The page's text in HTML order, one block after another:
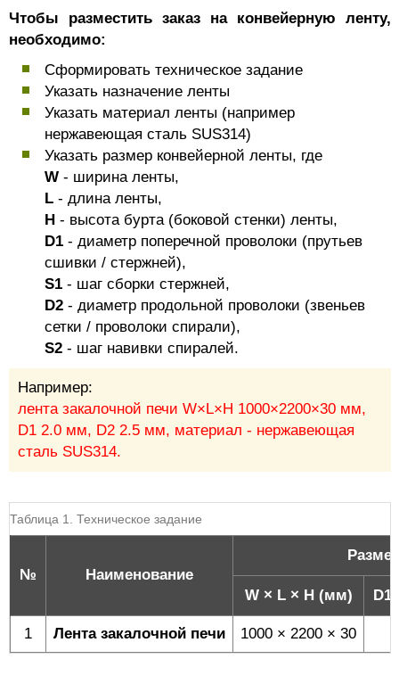
Чтобы разместить заказ на конвейерную ленту,
необходимо:
Сформировать техническое задание
Указать назначение ленты
Указать материал ленты (например
нержавеющая сталь SUS314)
Указать размер конвейерной ленты, где
W - ширина ленты,
L - длина ленты,
H - высота бурта (боковой стенки) ленты,
D1 - диаметр поперечной проволоки (прутьев
сшивки / стержней),
S1 - шаг сборки стержней,
D2 - диаметр продольной проволоки (звеньев
сетки / проволоки спирали),
S2 - шаг навивки спиралей.
Например:
лента закалочной печи W×L×H 1000×2200×30 мм,
D1 2.0 мм, D2 2.5 мм, материал - нержавеющая
сталь SUS314.
Таблица 1. Техническое задание
№ Наименование
W × L × H (мм) D1
1 Лента закалочной печи 1000 × 2200 × 30